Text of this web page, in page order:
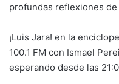
profundas reflexiones de
¡Luis Jara! en la
100.1 FM con Ismael
esperando desde las